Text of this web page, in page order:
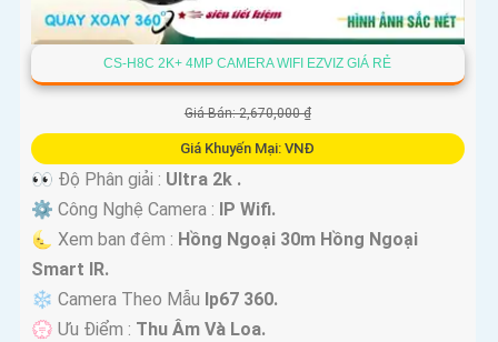
CS-H8C 2K+ 4MP CAMERA WIFI EZVIZ GIÁ RẺ
Giá Bán: 2,670,000 ₫
Giá Khuyến Mại: VNĐ
️
👀 Độ Phân giải : Ultra 2k .
⚙ Công Nghệ Camera :
IP Wifi.
🌜 Xem ban đêm : Hồng Ngoại 30m Hồng Ngoại
Smart IR.
❄ Camera Theo Mẫu Ip67 360.
️💮 Ưu Điểm : Thu Âm Và Loa.